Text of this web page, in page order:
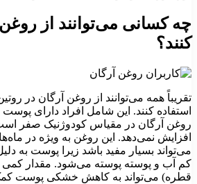
چه کسانی می‌توانند از
کنند؟
تقریباً همه می‌توانند از روغن آرگان در
استفاده کنند. این شامل افراد دارای
روغن آرگان در مقیاس کودوژنیک صفر
افزایش نمی‌دهد. این روغن به ویژه در
می‌تواند بسیار مفید باشد زیرا پوست به
کم آب و پوسته پوسته می‌شود. مقدار کمی
قطره) می‌تواند به کاهش خشکی پوست